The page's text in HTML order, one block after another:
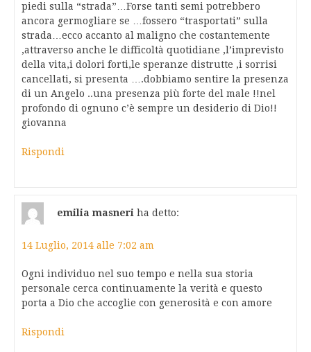
piedi sulla “strada”…Forse tanti semi potrebbero
ancora germogliare se …fossero “trasportati” sulla
strada…ecco accanto al maligno che costantemente
,attraverso anche le difficoltà quotidiane ,l’imprevisto
della vita,i dolori forti,le speranze distrutte ,i sorrisi
cancellati, si presenta ….dobbiamo sentire la presenza
di un Angelo ..una presenza più forte del male !!nel
profondo di ognuno c’è sempre un desiderio di Dio!!
giovanna
Rispondi
emilia masneri ha detto:
14 Luglio, 2014 alle 7:02 am
Ogni individuo nel suo tempo e nella sua storia
personale cerca continuamente la verità e questo
porta a Dio che accoglie con generosità e con amore
Rispondi